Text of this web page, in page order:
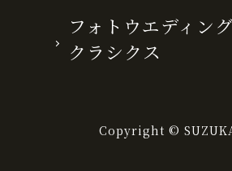
フォトウエディング
クラシクス
Copyright ©